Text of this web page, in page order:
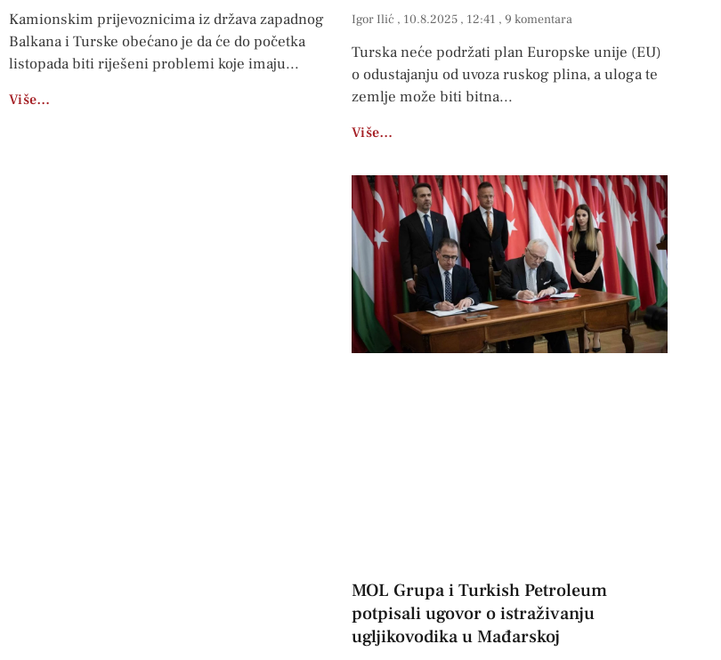
Kamionskim prijevoznicima iz država zapadnog
Balkana i Turske obećano je da će do početka
listopada biti riješeni problemi koje imaju
Više…
Igor Ilić 10.8.2025 12:41 9 komentara
Turska neće podržati plan Europske unije (EU)
o odustajanju od uvoza ruskog plina, a uloga te
zemlje može biti bitna
Više…
MOL Grupa i Turkish Petroleum
potpisali ugovor o istraživanju
ugljikovodika u Mađarskoj